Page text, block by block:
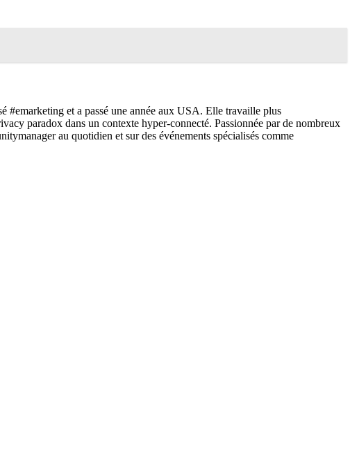
#emarketing et a passé une année aux USA. Elle travaille plus
paradox dans un contexte hyper-connecté. Passionnée par de nombreux
au quotidien et sur des événements spécialisés comme